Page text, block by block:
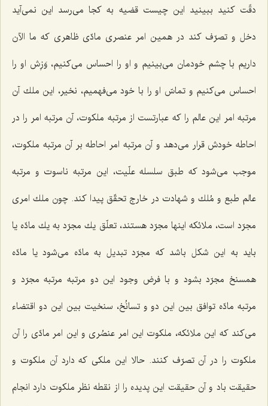
دقّت كنید ببینید این چیست قضیه به كجا می‌رسد این نمی‌آید
دخل و تصرّف كند در همین امر عنصری مادّی ظاهری كه ما الآن
داریم با چشم خودمان می‌بینیم و او را احساس می‌كنیم، وَزِش او را
احساس می‌كنیم و تماسّ او را با خود می‌فهمیم، نخیر، این ملك آن
مرتبه امر این عالم را كه عبارتست از مرتبه ملكوت، آن مرتبه امر را در
احاطه خودش قرار می‌دهد و آن مرتبه امر احاطه بر آن مرتبه ملكوت،
موجب می‌شود كه طبق سلسله علّیت، این مرتبه ناسوت و مرتبه
عالم طبع و مُلك و شهادت در خارج تحقّق پیدا كند. چون ملك امری
مجرّد است، ملائكه اینها مجرّد هستند، تعلّق یك مجرّد به یك مادّه یا
باید به این شكل باشد كه مجرّد تبدیل به مادّه می‌شود یا مادّه
همسنخ مجرّد بشود و با فرض وجود این دو مرتبه مرتبه مجرّد و
مرتبه مادّه توافق بین این دو و تسانُخ، سنخیت بین این دو اقتضاء
می‌كند كه این ملائكه، ملكوت این امر عنصُری و این امر مادّی را آن
ملكوت را در آن تصرّف كنند. حالا این ملكی كه دارد آن ملكوت و
حقیقت باد و آن حقیقت این پدیده را از نقطه نظر ملكوت دارد انجام